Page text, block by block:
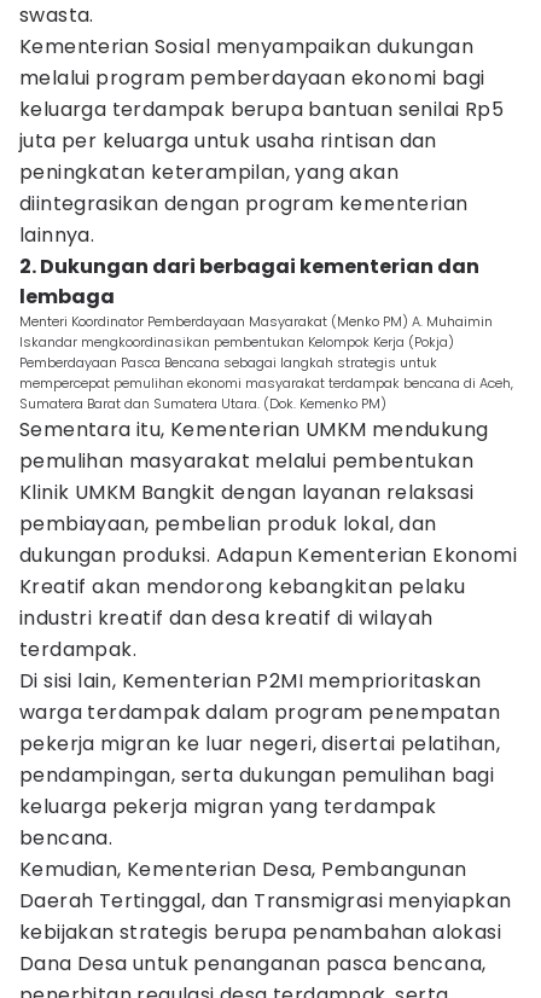
swasta.
Kementerian Sosial menyampaikan dukungan
melalui program pemberdayaan ekonomi bagi
keluarga terdampak berupa bantuan senilai Rp5
juta per keluarga untuk usaha rintisan dan
peningkatan keterampilan, yang akan
diintegrasikan dengan program kementerian
lainnya.
2. Dukungan dari berbagai kementerian dan
lembaga
Menteri Koordinator Pemberdayaan Masyarakat (Menko PM) A. Muhaimin
Iskandar mengkoordinasikan pembentukan Kelompok Kerja (Pokja)
Pemberdayaan Pasca Bencana sebagai langkah strategis untuk
mempercepat pemulihan ekonomi masyarakat terdampak bencana di Aceh,
Sumatera Barat dan Sumatera Utara. (Dok. Kemenko PM)
Sementara itu, Kementerian UMKM mendukung
pemulihan masyarakat melalui pembentukan
Klinik UMKM Bangkit dengan layanan relaksasi
pembiayaan, pembelian produk lokal, dan
dukungan produksi. Adapun Kementerian Ekonomi
Kreatif akan mendorong kebangkitan pelaku
industri kreatif dan desa kreatif di wilayah
terdampak.
Di sisi lain, Kementerian P2MI memprioritaskan
warga terdampak dalam program penempatan
pekerja migran ke luar negeri, disertai pelatihan,
pendampingan, serta dukungan pemulihan bagi
keluarga pekerja migran yang terdampak
bencana.
Kemudian, Kementerian Desa, Pembangunan
Daerah Tertinggal, dan Transmigrasi menyiapkan
kebijakan strategis berupa penambahan alokasi
Dana Desa untuk penanganan pasca bencana,